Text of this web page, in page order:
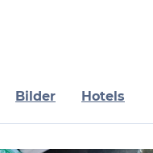
Bilder Hotels